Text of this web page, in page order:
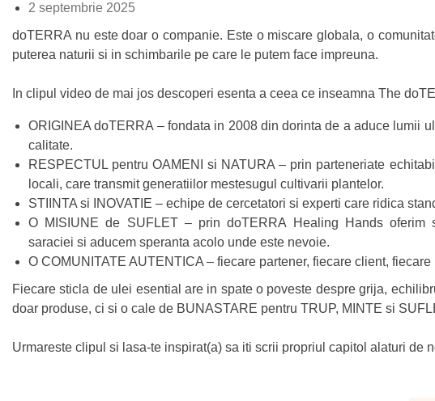
2 septembrie 2025
doTERRA nu este doar o companie. Este o miscare globala, o
puterea naturii si in schimbarile pe care le putem face impreuna.
In clipul video de mai jos descoperi esenta a ceea ce inseamna The
ORIGINEA doTERRA – fondata in 2008 din dorinta de a aduce lumii
calitate.
RESPECTUL pentru OAMENI si NATURA – prin parteneriate
locali, care transmit generatiilor mestesugul cultivarii plantelor.
STIINTA si INOVATIE – echipe de cercetatori si experti care ridica
O MISIUNE de SUFLET – prin doTERRA Healing Hands oferim
saraciei si aducem speranta acolo unde este nevoie.
O COMUNITATE AUTENTICA – fiecare partener, fiecare client,
Fiecare sticla de ulei esential are in spate o poveste despre grija,
doar produse, ci si o cale de BUNASTARE pentru TRUP, MINTE si
Urmareste clipul si lasa-te inspirat(a) sa iti scrii propriul capitol alaturi de